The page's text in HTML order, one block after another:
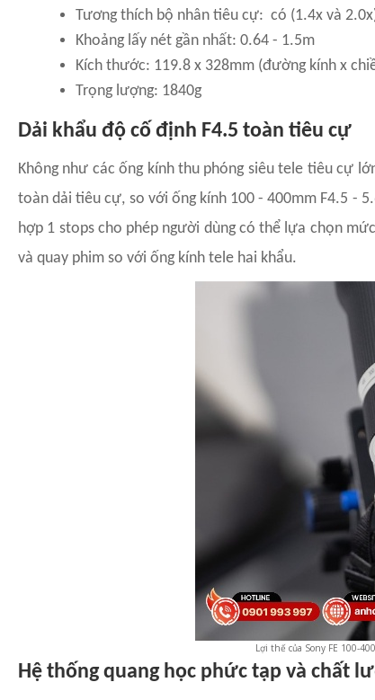
Tương thích bộ nhân tiêu cự: có (1.4x và
Khoảng lấy nét gần nhất: 0.64 - 1.5m
Kích thước: 119.8 x 328mm (đường kính x
Trọng lượng: 1840g
Dải khẩu độ cố định F4.5 toàn tiêu cự
Không như các ống kính thu phóng siêu tele tiêu cự
toàn dải tiêu cự, so với ống kính 100 - 400mm F4.5 -
hợp 1 stops cho phép người dùng có thể lựa chọn
và quay phim so với ống kính tele hai khẩu.
Lợi thế của Sony FE 100-
Hệ thống quang học phức tạp và chất